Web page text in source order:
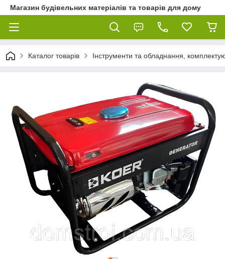
Магазин будівельних матеріалів та товарів для дому
Каталог товарів Інструменти та обладнання,